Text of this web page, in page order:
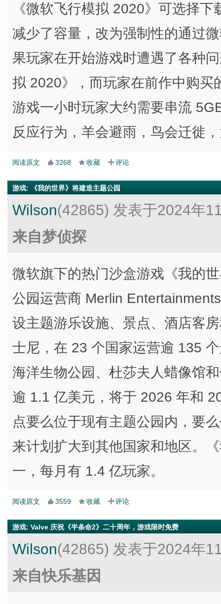
《微软飞行模拟 2020》可选择
减少了容量，改为强制性的通过
果玩家在开始游戏时遭遇了各种
拟 2020》，而玩家在前作中购买
游戏一小时玩家大约需要串流
反应行为，羊会避雨，鸟会迁徙
阅读原文 3268 收藏 评论
游戏: 《我的世界》将建造主题公园
Wilson(42865) 发表于2024年
来自梦侦探
微软旗下的热门沙盒游戏《我的
公园运营商 Merlin
设主题游乐设施、景点、酒店客
士尼，在 23 个国家运营逾 135
海洋生物公园、杜莎夫人蜡像馆
逾 1.1 亿美元，将于 2026 年和
点要么位于现有主题公园内，要
来计划扩大到其他国家和地区。
一，每月有 1.4 亿玩家。
阅读原文 3559 收藏 评论
游戏: Valve 庆祝《半条命2》二十周年，游戏限时免费
Wilson(42865) 发表于2024年
来自快乐基因